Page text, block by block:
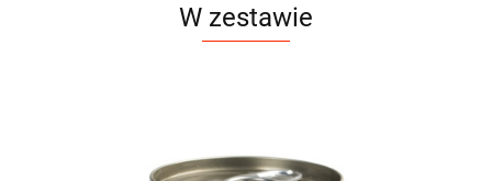
W zestawie